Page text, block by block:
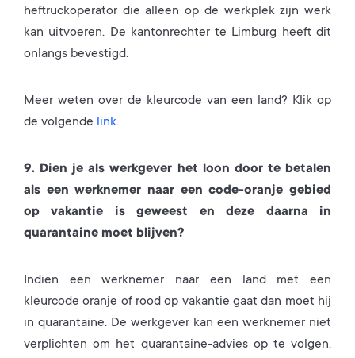
heftruckoperator die alleen op de werkplek zijn werk
kan uitvoeren. De kantonrechter te Limburg heeft dit
onlangs bevestigd.
Meer weten over de kleurcode van een land? Klik op
de volgende link.
9. Dien je als werkgever het loon door te betalen
als een werknemer naar een code-oranje gebied
op vakantie is geweest en deze daarna in
quarantaine moet blijven?
Indien een werknemer naar een land met een
kleurcode oranje of rood op vakantie gaat dan moet hij
in quarantaine. De werkgever kan een werknemer niet
verplichten om het quarantaine-advies op te volgen.